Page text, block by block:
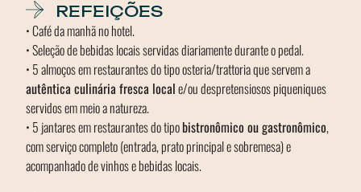
REFEIÇÕES
• Café da manhã no hotel.
• Seleção de bebidas locais servidas diariamente durante o pedal.
• 5 almoços em restaurantes do tipo osteria/trattoria que servem a
autêntica culinária fresca locale/ou despretensiosos piqueniques
servidos em meio a natureza.
• 5 jantares em restaurantes do tipobistronômico ou gastronômico,
com serviço completo (entrada, prato principal e sobremesa) e
acompanhado de vinhos e bebidas locais.